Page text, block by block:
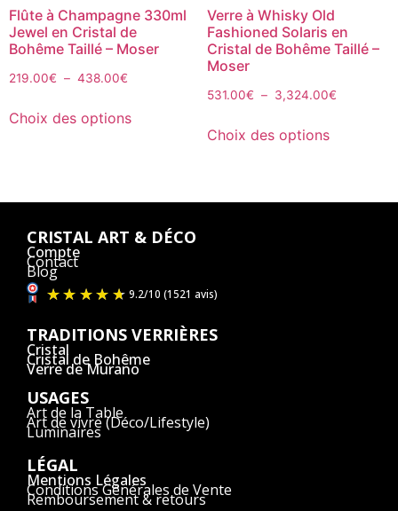
Flûte à Champagne 330ml
Jewel en Cristal de
Bohême Taillé – Moser
219.00€ – 438.00€
Choix des options
Verre à Whisky Old
Fashioned Solaris en
Cristal de Bohême Taillé –
Moser
531.00€ – 3,324.00€
Choix des options
CRISTAL ART & DÉCO
Compte
Contact
Blog
TRADITIONS VERRIÈRES
Cristal
Cristal de Bohême
Verre de Murano
USAGES
Art de la Table
Art de vivre (Déco/Lifestyle)
Luminaires
LÉGAL
Mentions Légales
Conditions Générales de Vente
Remboursement & retours